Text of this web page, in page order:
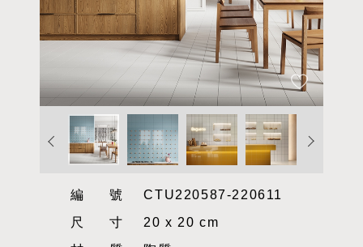
編號CTU220587-220611
尺寸20 x 20 cm